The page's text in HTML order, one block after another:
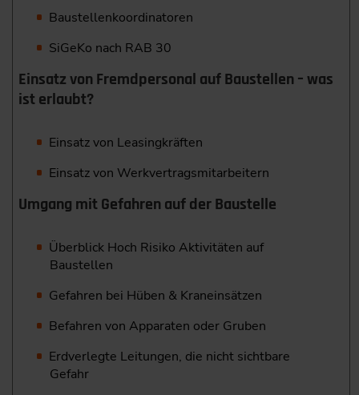
Baustellenkoordinatoren
SiGeKo nach RAB 30
Einsatz von Fremdpersonal auf Baustellen – was
ist erlaubt?
Einsatz von Leasingkräften
Einsatz von Werkvertragsmitarbeitern
Umgang mit Gefahren auf der Baustelle
Überblick Hoch Risiko Aktivitäten auf
Baustellen
Gefahren bei Hüben & Kraneinsätzen
Befahren von Apparaten oder Gruben
Erdverlegte Leitungen, die nicht sichtbare
Gefahr